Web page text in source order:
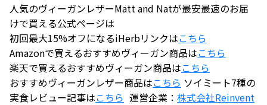
人気のヴィーガンレザーMatt and Natが最安最速のお届
けで買える公式ページは
初回最大15%オフになるiHerbリンクはこちら
Amazonで買えるおすすめヴィーガン商品はこちら
楽天で買えるおすすめヴィーガン商品はこちら
おすすめヴィーガンレザー商品はこちら ソイミート7種の
実食レビュー記事はこちら 運営企業： 株式会社Reinvent